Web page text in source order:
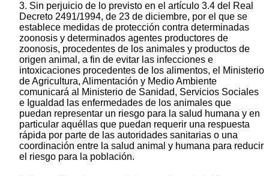
3. Sin perjuicio de lo previsto en el artículo 3.4 del Real
Decreto 2491/1994, de 23 de diciembre, por el que se
establece medidas de protección contra determinadas
zoonosis y determinados agentes productores de
zoonosis, procedentes de los animales y productos de
origen animal, a fin de evitar las infecciones e
intoxicaciones procedentes de los alimentos, el Ministerio
de Agricultura, Alimentación y Medio Ambiente
comunicará al Ministerio de Sanidad, Servicios Sociales
e Igualdad las enfermedades de los animales que
puedan representar un riesgo para la salud humana y en
particular aquéllas que puedan requerir una respuesta
rápida por parte de las autoridades sanitarias o una
coordinación entre la salud animal y humana para reducir
el riesgo para la población.